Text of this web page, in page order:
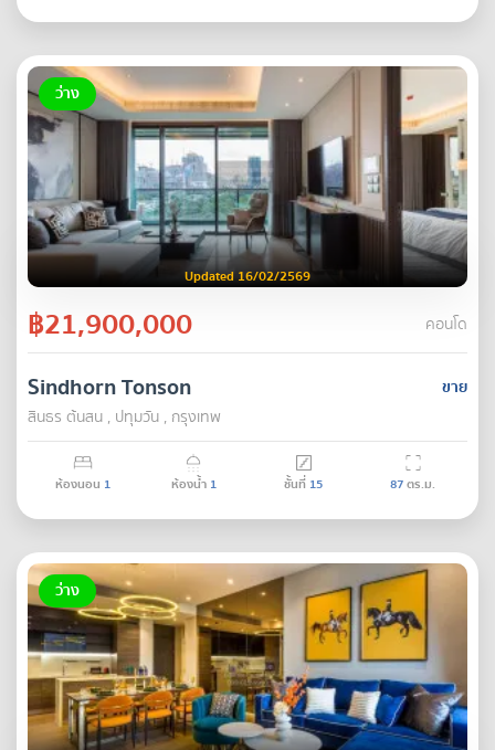
ว่าง
Updated 16/02/2569
฿21,900,000 คอนโด
ขาย
Sindhorn Tonson
สินธร ต้นสน , ปทุมวัน , กรุงเทพ
ห้องนอน 1 ห้องน้ำ 1 ชั้นที่ 15 87ตร.ม.
ว่าง